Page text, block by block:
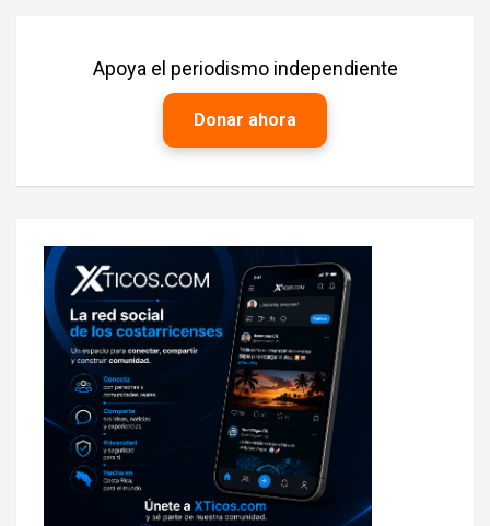
Apoya el periodismo independiente
Donar ahora